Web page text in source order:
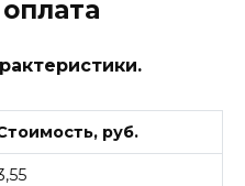
руб.